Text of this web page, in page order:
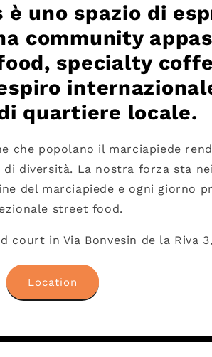
uno spazio di
community
specialty
quartiere locale.
che popolano il marciapiede
diversità. La nostra forza sta
del marciapiede e ogni giorno
street food.
court in Via Bonvesin de la Riva
Location